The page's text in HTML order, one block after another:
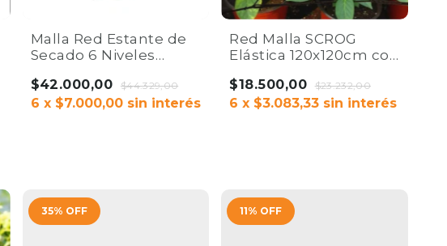
Malla Red Estante de
Secado 6 Niveles
We Grow.
$42.000,00 $44.329,00
6 x $7.000,00 sin interés
Red Malla SCROG
Elástica 120x120cm con
$18.500,00
$23.232,00
6 x $3.083,33 sin interés
35% OFF 11% OFF